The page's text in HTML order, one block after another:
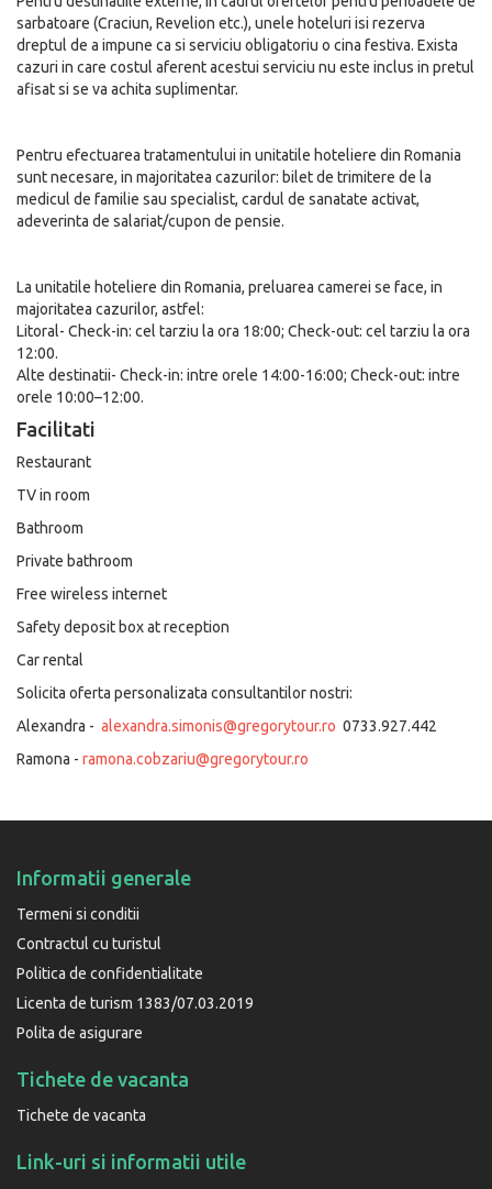
sarbatoare (Craciun, Revelion etc.), unele hoteluri isi rezerva
dreptul de a impune ca si serviciu obligatoriu o cina festiva. Exista
cazuri in care costul aferent acestui serviciu nu este inclus in pretul
afisat si se va achita suplimentar.
Pentru efectuarea tratamentului in unitatile hoteliere din Romania
sunt necesare, in majoritatea cazurilor: bilet de trimitere de la
medicul de familie sau specialist, cardul de sanatate activat,
adeverinta de salariat/cupon de pensie.
La unitatile hoteliere din Romania, preluarea camerei se face, in
majoritatea cazurilor, astfel:
Litoral- Check-in: cel tarziu la ora 18:00; Check-out: cel tarziu la ora
12:00.
Alte destinatii- Check-in: intre orele 14:00-16:00; Check-out: intre
orele 10:00–12:00.
Facilitati
Restaurant
TV in room
Bathroom
Private bathroom
Free wireless internet
Safety deposit box at reception
Car rental
Solicita oferta personalizata consultantilor nostri:
Alexandra - alexandra.simonis@gregorytour.ro 0733.927.442
Ramona - ramona.cobzariu@gregorytour.ro
Informatii generale
Termeni si conditii
Contractul cu turistul
Politica de confidentialitate
Licenta de turism 1383/07.03.2019
Polita de asigurare
Tichete de vacanta
Tichete de vacanta
Link-uri si informatii utile